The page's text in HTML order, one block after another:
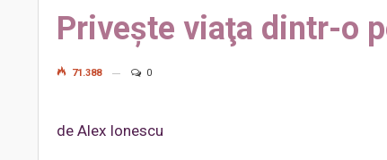
Priveşte viaţa dintr-o
71.388 0
de Alex Ionescu